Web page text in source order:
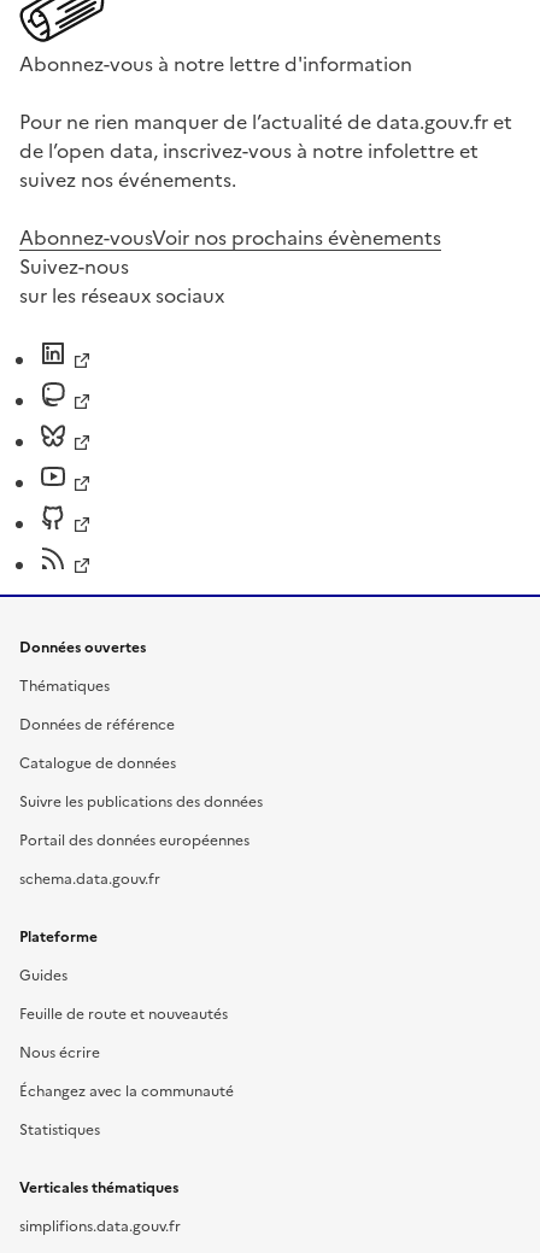
Abonnez-vous à notre lettre d'information
Pour ne rien manquer de l’actualité de data.gouv.fr et
de l’open data, inscrivez-vous à notre infolettre et
suivez nos événements.
Abonnez-vousVoir nos prochains évènements
Suivez-nous
sur les réseaux sociaux
Données ouvertes
Thématiques
Données de référence
Catalogue de données
Suivre les publications des données
Portail des données européennes
schema.data.gouv.fr
Plateforme
Guides
Feuille de route et nouveautés
Nous écrire
Échangez avec la communauté
Statistiques
Verticales thématiques
simplifions.data.gouv.fr